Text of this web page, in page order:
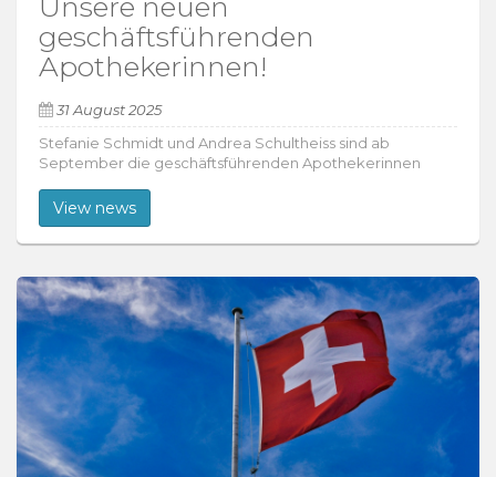
geschäftsführenden
Apothekerinnen!
31 August 2025
Stefanie Schmidt und Andrea Schultheiss sind ab
September die geschäftsführenden Apothekerinnen
View news